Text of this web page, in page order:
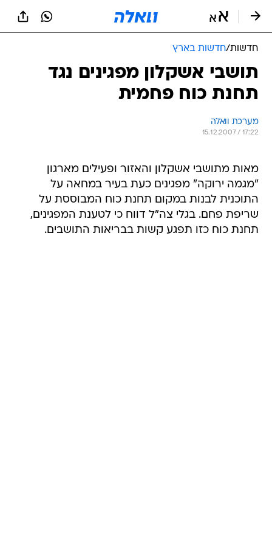
חדשות/חדשות בארץ
תושבי אשקלון מפגינים נגד
תחנת כוח פחמית
מערכת וואלה
15.12.2007 / 17:22
מאות מתושבי אשקלון והאזור ופעילים מארגון
"מגמה ירוקה" מפגינים כעת בעיר במחאה על
התוכנית לבנות במקום תחנת כוח המבוססת על
שריפת פחם. בגלי צה"ל דווח כי לטענת המפגינים,
תחנת כוח כזו תפגע קשות בבריאות התושבים.